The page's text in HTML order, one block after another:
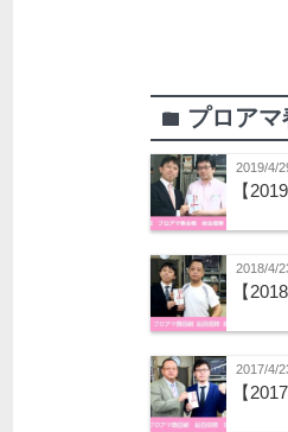
folder プロア
2019/4/
【
2018/4/
【
2017/4/
【